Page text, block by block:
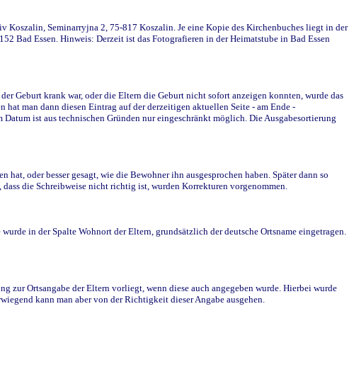
Seminarryjna 2, 75-817 Koszalin. Je eine Kopie des Kirchenbuches liegt in der
Bad Essen. Hinweis: Derzeit ist das Fotografieren in der Heimatstube in Bad Essen
Geburt krank war, oder die Eltern die Geburt nicht sofort anzeigen konnten, wurde das
man dann diesen Eintrag auf der derzeitigen aktuellen Seite - am Ende -
ist aus technischen Gründen nur eingeschränkt möglich. Die Ausgabesortierung
oder besser gesagt, wie die Bewohner ihn ausgesprochen haben. Später dann so
die Schreibweise nicht richtig ist, wurden Korrekturen vorgenommen.
in der Spalte Wohnort der Eltern, grundsätzlich der deutsche Ortsname eingetragen.
zur Ortsangabe der Eltern vorliegt, wenn diese auch angegeben wurde. Hierbei wurde
kann man aber von der Richtigkeit dieser Angabe ausgehen.